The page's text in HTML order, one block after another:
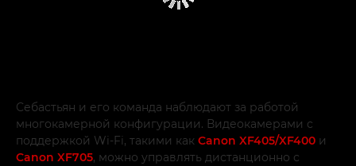
Себастьян и его команда наблюдают за работой
многокамерной конфигурации. Видеокамерами с
поддержкой Wi-Fi, такими как Canon XF405/XF400 и
Canon XF705, можно управлять дистанционно с